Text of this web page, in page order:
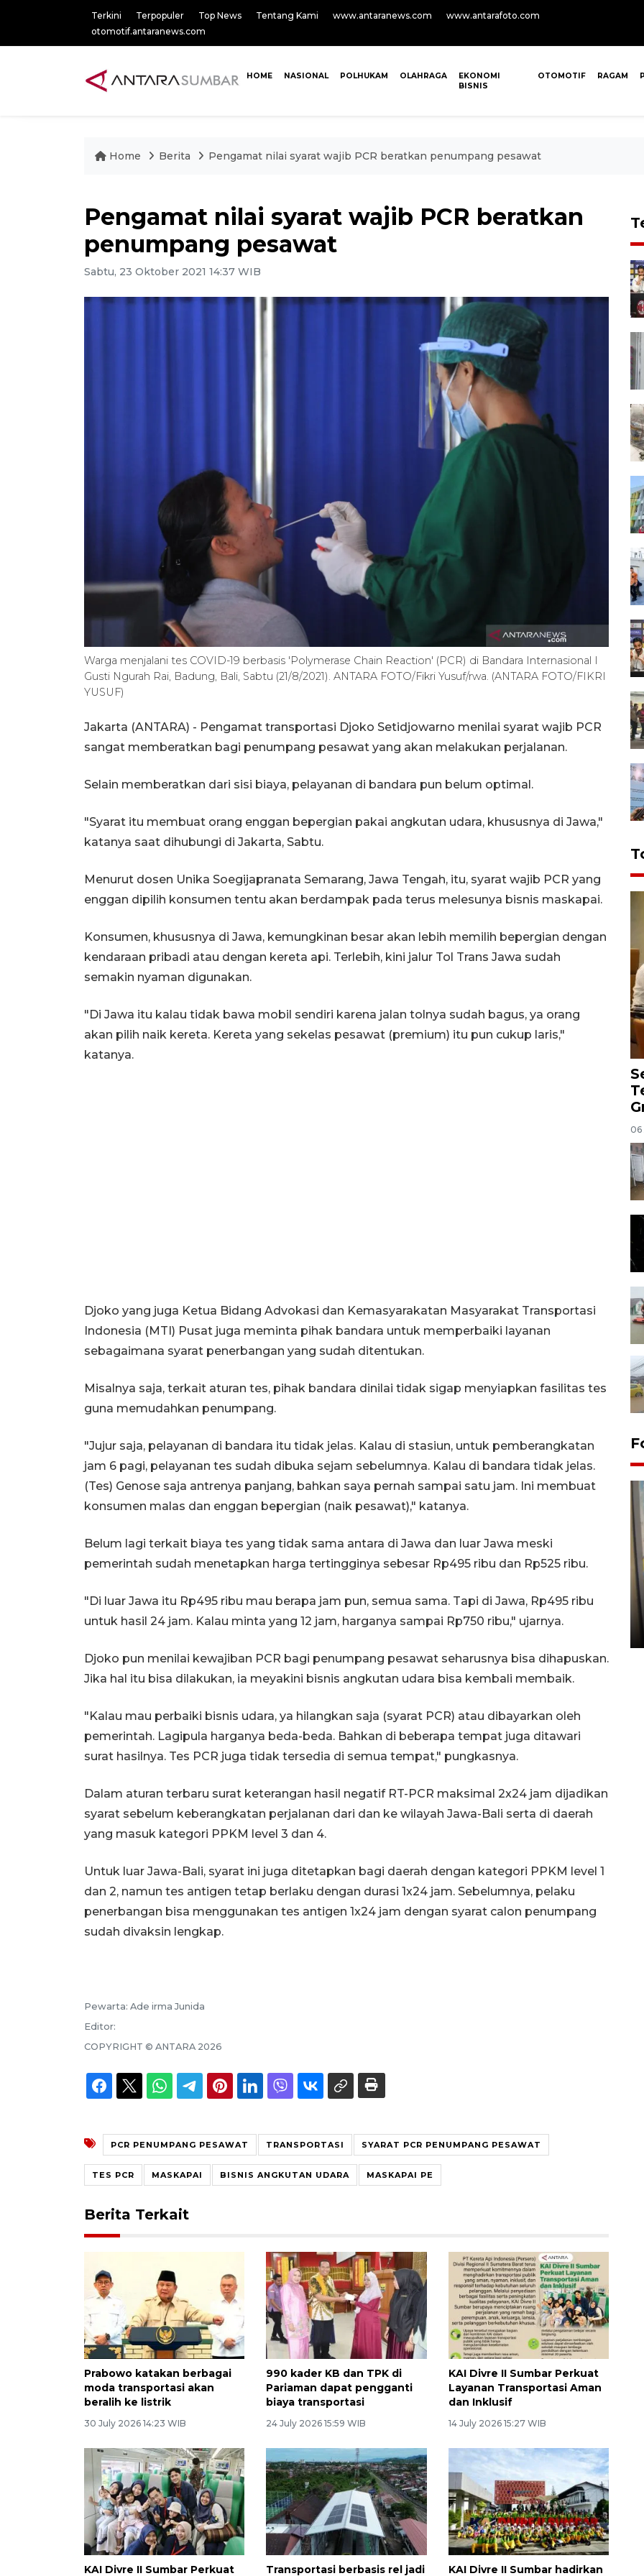
Terkini Terpopuler Top News Tentang Kami www.antaranews.com
www.antarafoto.com
otomotif.antaranews.com
HOME NASIONAL POLHUKAM OLAHRAGA
EKONOMI
BISNIS
OTOMOTIF RAGAM
Home Berita Pengamat nilai syarat wajib PCR beratkan penumpang pesawat
Pengamat nilai syarat wajib PCR beratkan
penumpang pesawat
Sabtu, 23 Oktober 2021 14:37 WIB
Warga menjalani tes COVID-19 berbasis 'Polymerase Chain Reaction' (PCR) di Bandara Internasional I
Gusti Ngurah Rai, Badung, Bali, Sabtu (21/8/2021). ANTARA FOTO/Fikri Yusuf/rwa. (ANTARA FOTO/FIKRI
YUSUF)
Jakarta (ANTARA) - Pengamat transportasi Djoko Setidjowarno menilai syarat wajib PCR
sangat memberatkan bagi penumpang pesawat yang akan melakukan perjalanan.
Selain memberatkan dari sisi biaya, pelayanan di bandara pun belum optimal.
"Syarat itu membuat orang enggan bepergian pakai angkutan udara, khususnya di Jawa,"
katanya saat dihubungi di Jakarta, Sabtu.
Menurut dosen Unika Soegijapranata Semarang, Jawa Tengah, itu, syarat wajib PCR yang
enggan dipilih konsumen tentu akan berdampak pada terus melesunya bisnis maskapai.
Konsumen, khususnya di Jawa, kemungkinan besar akan lebih memilih bepergian dengan
kendaraan pribadi atau dengan kereta api. Terlebih, kini jalur Tol Trans Jawa sudah
semakin nyaman digunakan.
"Di Jawa itu kalau tidak bawa mobil sendiri karena jalan tolnya sudah bagus, ya orang
akan pilih naik kereta. Kereta yang sekelas pesawat (premium) itu pun cukup laris,"
katanya.
Djoko yang juga Ketua Bidang Advokasi dan Kemasyarakatan Masyarakat Transportasi
Indonesia (MTI) Pusat juga meminta pihak bandara untuk memperbaiki layanan
sebagaimana syarat penerbangan yang sudah ditentukan.
Misalnya saja, terkait aturan tes, pihak bandara dinilai tidak sigap menyiapkan fasilitas tes
guna memudahkan penumpang.
"Jujur saja, pelayanan di bandara itu tidak jelas. Kalau di stasiun, untuk pemberangkatan
jam 6 pagi, pelayanan tes sudah dibuka sejam sebelumnya. Kalau di bandara tidak jelas.
(Tes) Genose saja antrenya panjang, bahkan saya pernah sampai satu jam. Ini membuat
konsumen malas dan enggan bepergian (naik pesawat)," katanya.
Belum lagi terkait biaya tes yang tidak sama antara di Jawa dan luar Jawa meski
pemerintah sudah menetapkan harga tertingginya sebesar Rp495 ribu dan Rp525 ribu.
"Di luar Jawa itu Rp495 ribu mau berapa jam pun, semua sama. Tapi di Jawa, Rp495 ribu
untuk hasil 24 jam. Kalau minta yang 12 jam, harganya sampai Rp750 ribu," ujarnya.
Djoko pun menilai kewajiban PCR bagi penumpang pesawat seharusnya bisa dihapuskan.
Jika hal itu bisa dilakukan, ia meyakini bisnis angkutan udara bisa kembali membaik.
"Kalau mau perbaiki bisnis udara, ya hilangkan saja (syarat PCR) atau dibayarkan oleh
pemerintah. Lagipula harganya beda-beda. Bahkan di beberapa tempat juga ditawari
surat hasilnya. Tes PCR juga tidak tersedia di semua tempat," pungkasnya.
Dalam aturan terbaru surat keterangan hasil negatif RT-PCR maksimal 2x24 jam dijadikan
syarat sebelum keberangkatan perjalanan dari dan ke wilayah Jawa-Bali serta di daerah
yang masuk kategori PPKM level 3 dan 4.
Untuk luar Jawa-Bali, syarat ini juga ditetapkan bagi daerah dengan kategori PPKM level 1
dan 2, namun tes antigen tetap berlaku dengan durasi 1x24 jam. Sebelumnya, pelaku
penerbangan bisa menggunakan tes antigen 1x24 jam dengan syarat calon penumpang
sudah divaksin lengkap.
Pewarta: Ade irma Junida
Editor:
COPYRIGHT © ANTARA 2026
PCR PENUMPANG PESAWAT TRANSPORTASI SYARAT PCR PENUMPANG PESAWAT
TES PCR MASKAPAI BISNIS ANGKUTAN UDARA MASKAPAI PE
Berita Terkait
Prabowo katakan berbagai
moda transportasi akan
beralih ke listrik
30 July 2026 14:23 WIB
990 kader KB dan TPK di
Pariaman dapat pengganti
biaya transportasi
24 July 2026 15:59 WIB
KAI Divre II Sumbar Perkuat
Layanan Transportasi Aman
dan Inklusif
14 July 2026 15:27 WIB
KAI Divre II Sumbar Perkuat Transportasi berbasis rel jadi KAI Divre II Sumbar hadirkan
06
Kopdes Merah Putih di
Sumbar
05 August 2026 10:33 WIB